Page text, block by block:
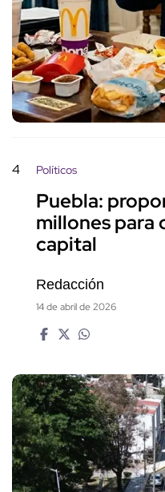
4 Políticos
Puebla:
millones para
capital
Redacción
14 de abril de 2026